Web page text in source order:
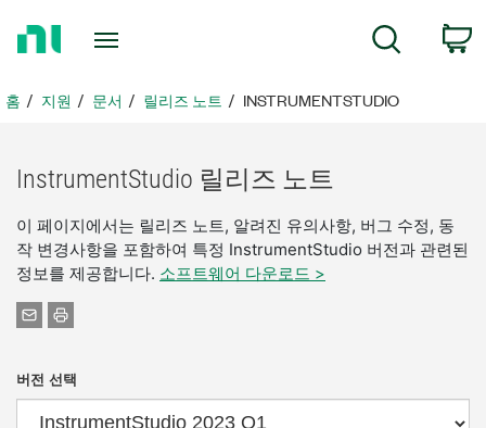
지
홈 지원 문서 릴리즈 노트 INSTRUMENTSTUDIO
InstrumentStudio 릴리즈 노트
이 페이지에서는 릴리즈 노트, 알려진 유의사항, 버그 수정, 동
작 변경사항을 포함하여 특정 InstrumentStudio 버전과 관련된
정보를 제공합니다. 소프트웨어 다운로드 >
버전 선택